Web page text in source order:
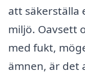
att säkerställa
miljö. Oavsett
med fukt,
ämnen, är